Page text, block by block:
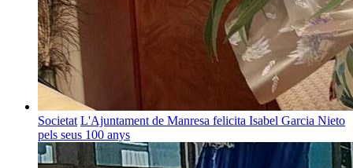
Societat L'Ajuntament de Manresa felicita Isabel Garcia Nieto
pels seus 100 anys